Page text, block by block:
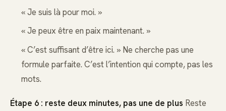
« Je suis là pour moi. »
« Je peux être en paix maintenant. »
« C’est suffisant d’être ici. » Ne cherche pas une
formule parfaite. C’est l’intention qui compte, pas les
mots.
Étape 6 : reste deux minutes, pas une de plus Reste